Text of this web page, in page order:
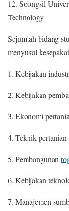
12. Soongsil
Technology
Sejumlah bidang
menyusul
1. Kebijakan
2. Kebijakan
3. Ekonomi
4. Teknik pertanian
5. Pembangunan
6. Kebijakan
7. Manajemen